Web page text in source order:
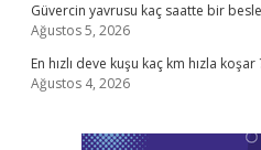
Güvercin yavrusu kaç saatte bir
Ağustos 5, 2026
En hızlı deve kuşu kaç km hızla koşar
Ağustos 4, 2026